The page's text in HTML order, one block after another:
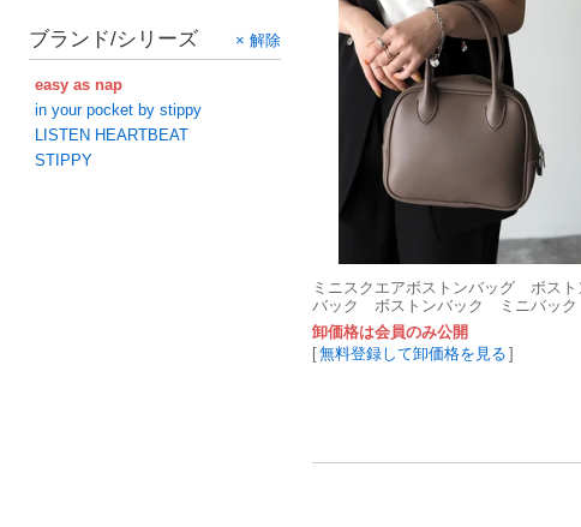
ブランド/シリーズ × 解除
easy as nap
in your pocket by stippy
LISTEN HEARTBEAT
STIPPY
ミニスクエアボストンバッグ ボス
バック ボストンバック ミニバック
卸価格は会員のみ公開
[無料登録して卸価格を見る ]